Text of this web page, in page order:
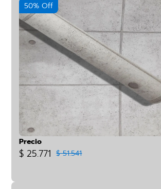
50% Off
Precio
$ 25.771 $ 51.541